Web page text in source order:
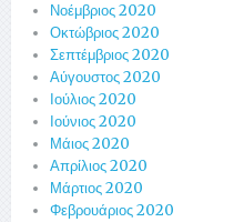
Νοέμβριος 2020
Οκτώβριος 2020
Σεπτέμβριος 2020
Αύγουστος 2020
Ιούλιος 2020
Ιούνιος 2020
Μάιος 2020
Απρίλιος 2020
Μάρτιος 2020
Φεβρουάριος 2020